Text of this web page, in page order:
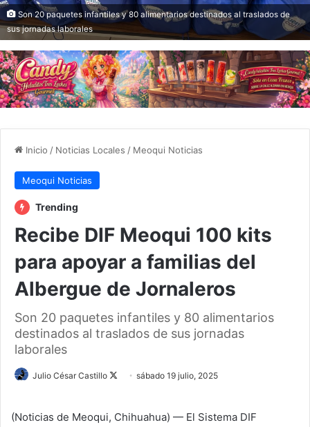
Son 20 paquetes infantiles y 80 alimentarios destinados al traslados de
sus jornadas laborales
Inicio / Noticias Locales / Meoqui Noticias
Meoqui Noticias
Trending
Recibe DIF Meoqui 100 kits
para apoyar a familias del
Albergue de Jornaleros
Son 20 paquetes infantiles y 80 alimentarios
destinados al traslados de sus jornadas
laborales
Julio César Castillo sábado 19 julio, 2025
(Noticias de Meoqui, Chihuahua) — El Sistema DIF